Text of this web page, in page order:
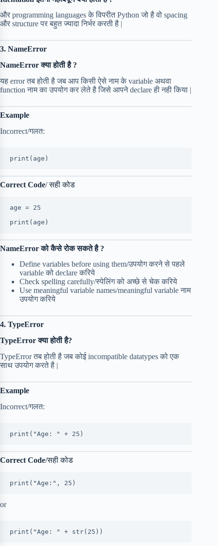
और programming languages के विपरीत Python जो है वो spacing
और structure पर बहुत ज्यादा निर्भर करती है |
3. NameError
NameError क्या होती है ?
यह error तब होती है जब आप किसी ऐसे नाम के variable अथवा
function नाम का उपयोग कर लेते है जिसे आपने declare ही नही किया |
Example
Incorrect/गलत:
print(age)
Correct Code/ सही कोड
age = 25
print(age)
NameError को कैसे रोक सकते है ?
Define variables before using them/उपयोग करने से पहले
variable को declare करिये
Check spelling carefully/स्पेलिंग को अच्छे से चेक करिये
Use meaningful variable names/meaningful variable नाम
उपयोग करिये
4. TypeError
TypeError क्या होती है?
TypeError तब होती है जब कोई incompatible datatypes को एक
साथ उपयोग करते है |
Example
Incorrect/गलत:
print("Age: " + 25)
Correct Code/सही कोड
print("Age:", 25)
or
print("Age: " + str(25))